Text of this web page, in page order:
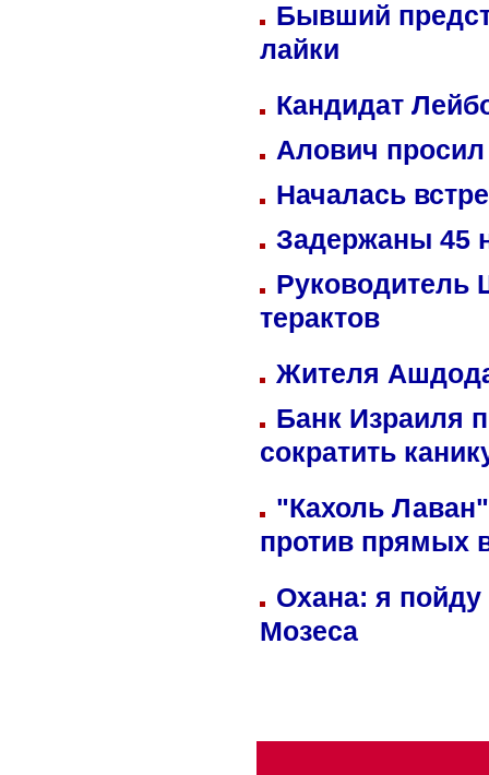
Бывший
лайки
Кандидат
Алович просил
Началась
Задержаны 45
Руководитель
терактов
Жителя
Банк Израиля
сократить
"Кахоль
против прямых
Охана: я пойду
Мозеса